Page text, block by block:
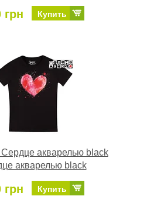
грн Купить
Сердце акварелью black
акварелью black
грн Купить